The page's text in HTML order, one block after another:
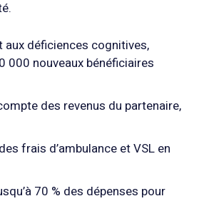
aux déficiences cognitives,
000 nouveaux bénéficiaires
des revenus du partenaire,
frais d’ambulance et VSL en
70 % des dépenses pour